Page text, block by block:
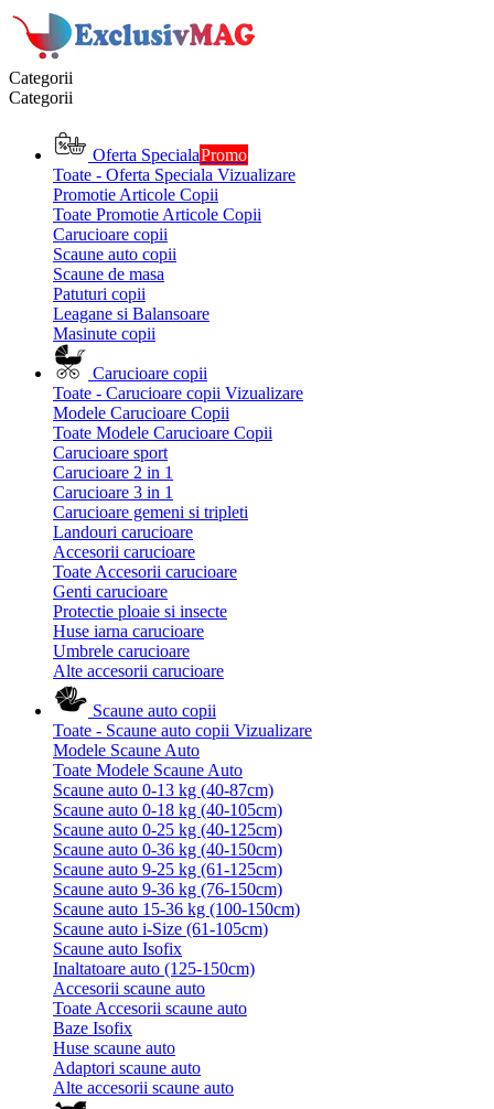
Categorii
Categorii
Oferta SpecialaPromo
Toate - Oferta Speciala Vizualizare
Promotie Articole Copii
Toate Promotie Articole Copii
Carucioare copii
Scaune auto copii
Scaune de masa
Patuturi copii
Leagane si Balansoare
Masinute copii
Carucioare copii
Toate - Carucioare copii Vizualizare
Modele Carucioare Copii
Toate Modele Carucioare Copii
Carucioare sport
Carucioare 2 in 1
Carucioare 3 in 1
Carucioare gemeni si tripleti
Landouri carucioare
Accesorii carucioare
Toate Accesorii carucioare
Genti carucioare
Protectie ploaie si insecte
Huse iarna carucioare
Umbrele carucioare
Alte accesorii carucioare
Scaune auto copii
Toate - Scaune auto copii Vizualizare
Modele Scaune Auto
Toate Modele Scaune Auto
Scaune auto 0-13 kg (40-87cm)
Scaune auto 0-18 kg (40-105cm)
Scaune auto 0-25 kg (40-125cm)
Scaune auto 0-36 kg (40-150cm)
Scaune auto 9-25 kg (61-125cm)
Scaune auto 9-36 kg (76-150cm)
Scaune auto 15-36 kg (100-150cm)
Scaune auto i-Size (61-105cm)
Scaune auto Isofix
Inaltatoare auto (125-150cm)
Accesorii scaune auto
Toate Accesorii scaune auto
Baze Isofix
Huse scaune auto
Adaptori scaune auto
Alte accesorii scaune auto